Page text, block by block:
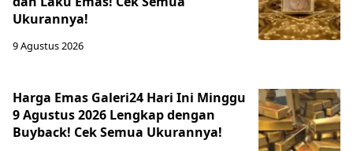
Ukurannya!
9 Agustus 2026
Harga Emas Galeri24 Hari Ini Minggu
9 Agustus 2026 Lengkap dengan
Buyback! Cek Semua Ukurannya!